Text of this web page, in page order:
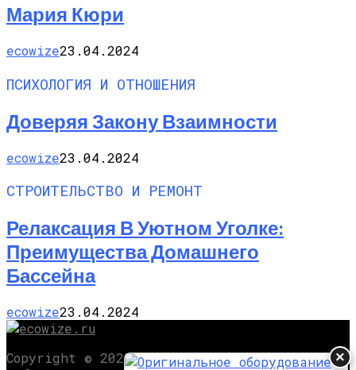
Мария Кюри
ecowize23.04.2024
ПСИХОЛОГИЯ И ОТНОШЕНИЯ
Доверяя Закону Взаимности
ecowize23.04.2024
СТРОИТЕЛЬСТВО И РЕМОНТ
Релаксация В Уютном Уголке:
Преимущества Домашнего
Бассейна
ecowize23.04.2024
Copyright © 2025 Обратная связь
×